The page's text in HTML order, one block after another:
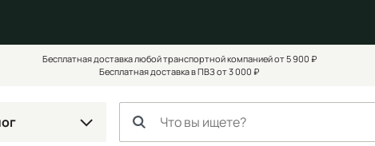
Бесплатная доставка любой транспортной компанией от 5 900 ₽
Бесплатная доставка в ПВЗ от 3 000 ₽